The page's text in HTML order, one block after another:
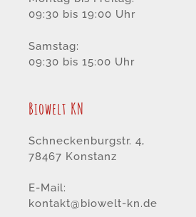
09:30 bis 19:00 Uhr
Samstag:
09:30 bis 15:00 Uhr
Biowelt KN
Schneckenburgstr. 4,
78467 Konstanz
E-Mail:
kontakt@biowelt-kn.de